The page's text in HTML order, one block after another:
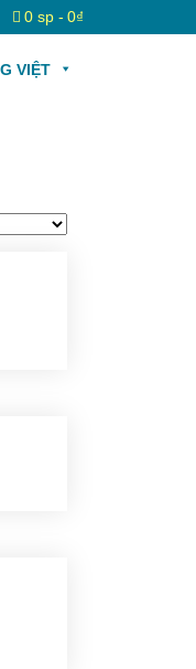
0 sp 0₫